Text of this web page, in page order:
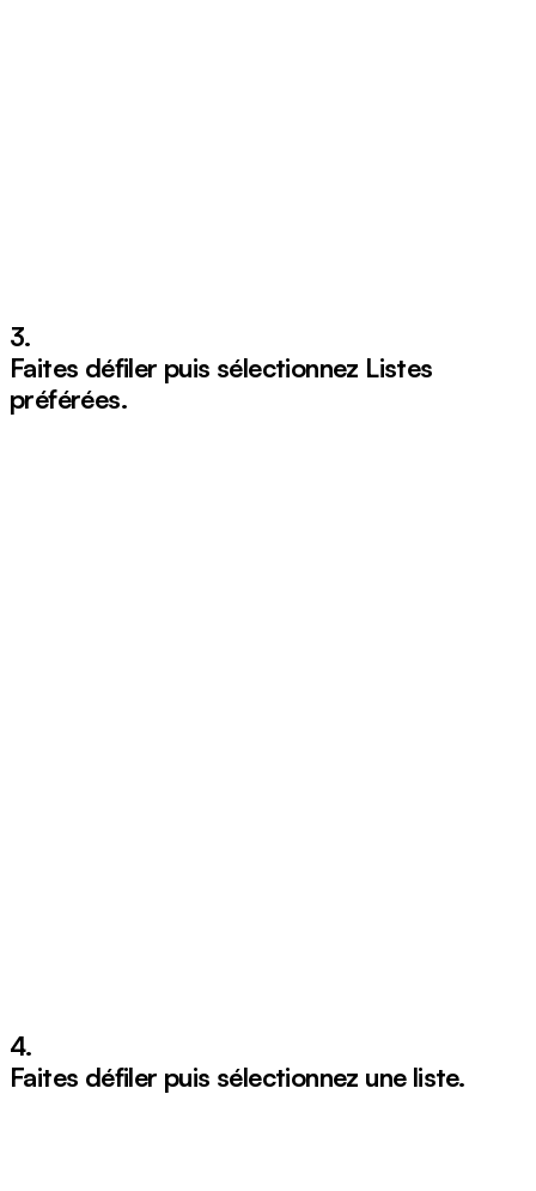
3.
Faites défiler puis sélectionnez Listes
préférées.
4.
Faites défiler puis sélectionnez une liste.